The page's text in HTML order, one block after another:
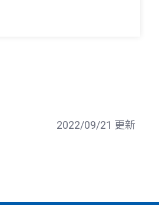
2022/09/21 更新